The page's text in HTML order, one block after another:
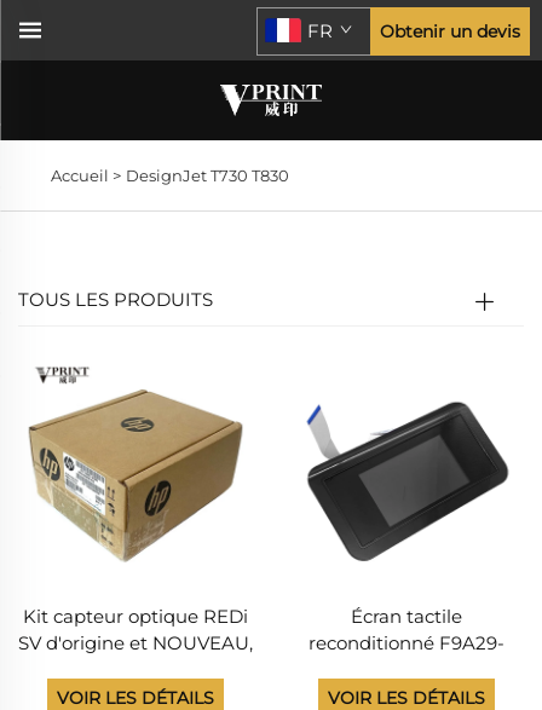
FR Obtenir un devis
Accueil > DesignJet T730 T830
TOUS LES PRODUITS
Kit capteur optique REDi
SV d'origine et NOUVEAU,
pour traceurs HP
VOIR LES DÉTAILS
Écran tactile
reconditionné F9A29-
commande pour HP
VOIR LES DÉTAILS